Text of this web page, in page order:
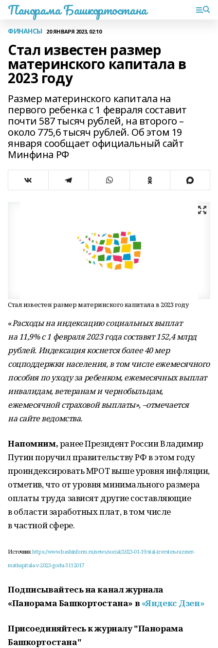
Панорама Башкортостана
ФИНАНСЫ 20 ЯНВАРЯ 2023, 02:10
Стал известен размер
материнского капитала в
2023 году
Размер материнского капитала на
первого ребенка с 1 февраля составит
почти 587 тысяч рублей, на второго –
около 775,6 тысяч рублей. Об этом 19
января сообщает официальный сайт
Минфина РФ
Стал известен размер материнского капитала в 2023 году
«Расходы на индексацию социальных выплат
на 11,9% с 1 февраля 2023 года составят 152,4 млрд
рублей. Индексация коснется более 40 мер
соцподдержки населения, в том числе ежемесячного
пособия по уходу за ребенком, ежемесячных выплат
инвалидам, ветеранам и чернобыльцам,
ежемесячной страховой выплаты», –отмечается
на сайте ведомства.
Напомним,ранее Президент России Владимир
Путин поручил правительству РФ в этом году
проиндексировать МРОТ выше уровня инфляции,
отметив, что от уровня минимального размера
оплаты труда зависят другие составляющие
в области заработных плат, в том числе
в частной сфере.
Источникhttps://www.bashinform.ru/news/social/2023-01-19/stal-izvesten-razmer-
matkapitala-v-2023-godu-3112017
Подписывайтесь на канал журнала
«Панорама Башкортостана» в «Яндекс Дзен»
Присоединяйтесь к журналу "Панорама
Башкортостана"